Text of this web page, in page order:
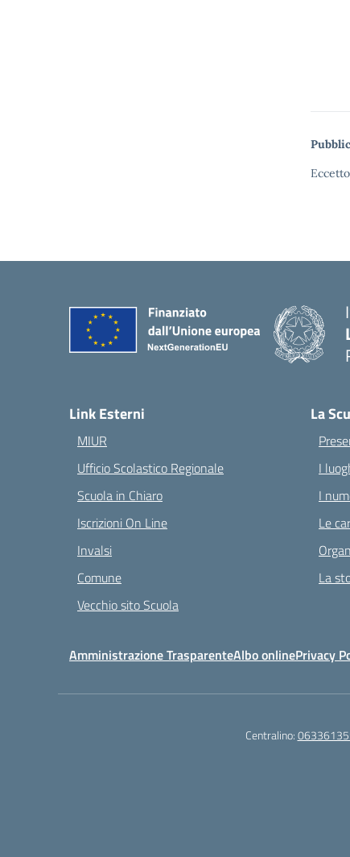
Link Esterni
MIUR
Ufficio Scolastico Regionale
Scuola in Chiaro
Iscrizioni On Line
Invalsi
Comune
Vecchio sito Scuola
La
I
I
Le
La
Amministrazione TrasparenteAlbo onlinePrivacy
Centralino: